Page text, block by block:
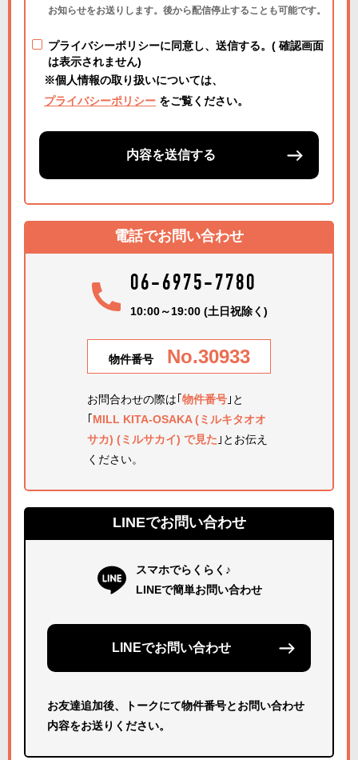
お知らせをお送りします。後から配信停止することも可能です。
プライバシーポリシーに同意し、送信する。( 確認画面
は表示されません)
※個人情報の取り扱いについては、
プライバシーポリシー をご覧ください。
内容を送信する
電話でお問い合わせ
06-6975-7780
10:00～19:00 (土日祝除く)
物件番号 No.30933
お問合わせの際は｢ 物件番号 ｣と
MILL KITA-OSAKA (ミルキタオオ
サカ) (ミルサカイ) で見た ｣とお伝え
ください。
LINEでお問い合わせ
スマホでらくらく♪
LINEで簡単お問い合わせ
LINEでお問い合わせ
お友達追加後、トークにて物件番号とお問い合わせ
内容をお送りください。